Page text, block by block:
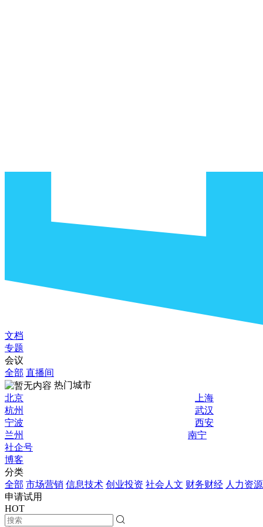
文档
专题
会议
全部 直播间
热门城市
北京
上海
杭州
武汉
宁波
西安
兰州
南宁
社企号
博客
分类
全部 市场营销 信息技术 创业投资 社会人文 财务财经 人力资源
申请试用
HOT